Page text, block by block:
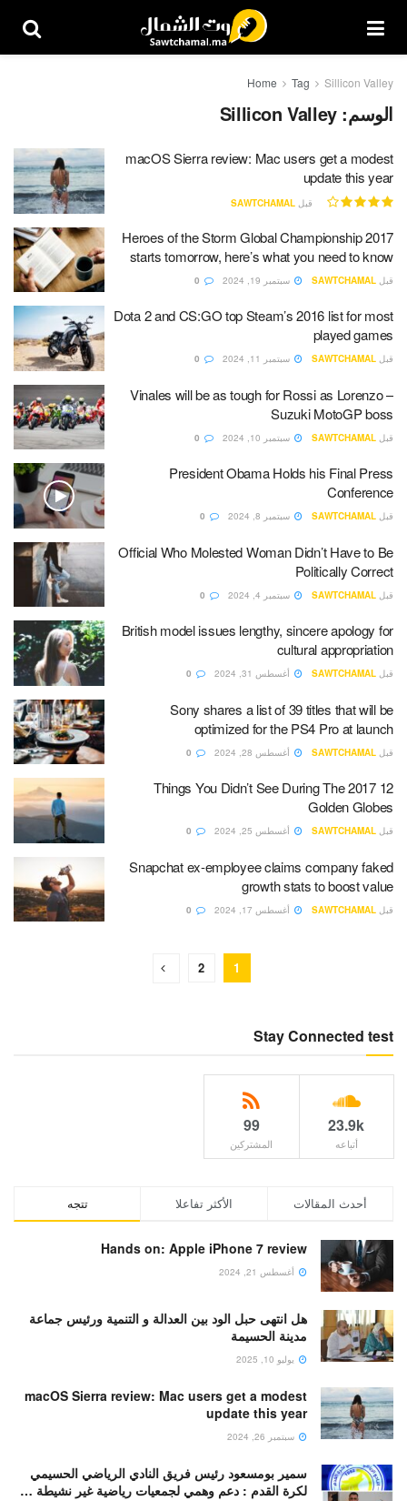
Home Tag Sillicon Valley
الوسم:Sillicon Valley
macOS Sierra review: Mac users get a modest
update this year
قبل SAWTCHAMAL
Heroes of the Storm Global Championship 2017
starts tomorrow, here’s what you need to know
قبل SAWTCHAMAL سبتمبر 19, 2024
Dota 2 and CS:GO top Steam’s 2016 list for most
played games
قبل SAWTCHAMAL سبتمبر 11, 2024
Vinales will be as tough for Rossi as Lorenzo –
Suzuki MotoGP boss
قبل SAWTCHAMAL سبتمبر 10, 2024
President Obama Holds his Final Press
Conference
قبل SAWTCHAMAL سبتمبر 8, 2024
Official Who Molested Woman Didn’t Have to Be
Politically Correct
قبل SAWTCHAMAL سبتمبر 4, 2024
British model issues lengthy, sincere apology for
cultural appropriation
قبل SAWTCHAMAL أغسطس 31, 2024
Sony shares a list of 39 titles that will be
optimized for the PS4 Pro at launch
قبل SAWTCHAMAL أغسطس 28, 2024
12 Things You Didn’t See During The 2017
Golden Globes
قبل SAWTCHAMAL أغسطس 25, 2024
Snapchat ex-employee claims company faked
growth stats to boost value
قبل SAWTCHAMAL أغسطس 17, 2024
1
2
Stay Connected test
23.9k
أتباعه
99
المشتركين
تتجه الأكثر تفاعلا أحدث المقالات
Hands on: Apple iPhone 7 review
أغسطس 21, 2024
هل انتهى حبل الود بين العدالة و التنمية ورئيس جماعة
مدينة الحسيمة
يوليو 10, 2025
macOS Sierra review: Mac users get a modest
update this year
سبتمبر 26, 2024
سمير بومسعود رئيس فريق النادي الرياضي الحسيمي
لكرة القدم : دعم وهمي لجمعيات رياضية غير نشيطة …